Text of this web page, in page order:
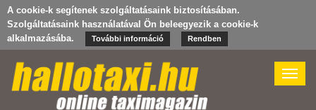
A cookie-k segítenek szolgáltatásaink biztosításában.
Szolgáltatásaink használatával Ön beleegyezik a cookie-k
alkalmazásába.
További információ Rendben
Toggle